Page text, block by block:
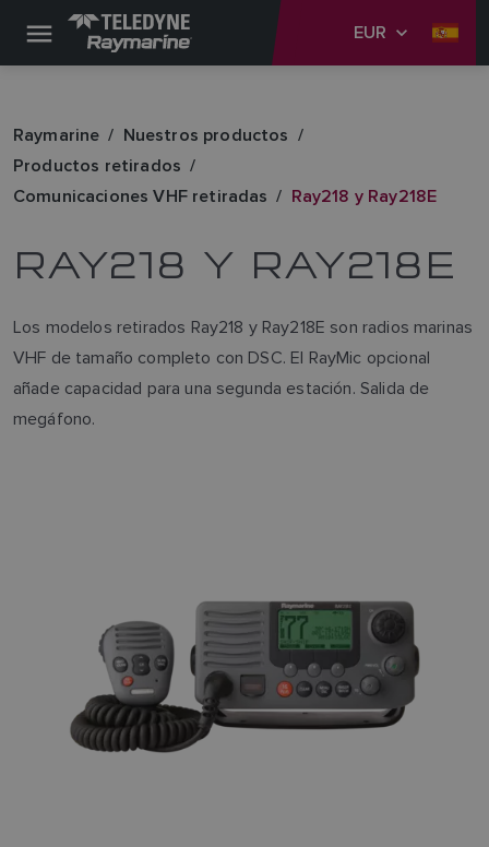
EUR
Raymarine
Nuestros productos
Productos retirados
Comunicaciones VHF retiradas
Ray218 y Ray218E
RAY218 Y RAY218E
Los modelos retirados Ray218 y Ray218E son radios marinas
VHF de tamaño completo con DSC. El RayMic opcional
añade capacidad para una segunda estación. Salida de
megáfono.